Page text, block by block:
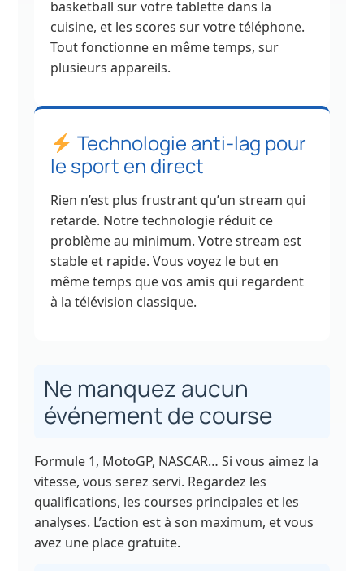
basketball sur votre tablette dans la
cuisine, et les scores sur votre téléphone.
Tout fonctionne en même temps, sur
plusieurs appareils.
Technologie anti-lag pour
le sport en direct
Rien n’est plus frustrant qu’un stream qui
retarde. Notre technologie réduit ce
problème au minimum. Votre stream est
stable et rapide. Vous voyez le but en
même temps que vos amis qui regardent
à la télévision classique.
Ne manquez aucun
événement de course
Formule 1, MotoGP, NASCAR… Si vous aimez la
vitesse, vous serez servi. Regardez les
qualifications, les courses principales et les
analyses. L’action est à son maximum, et vous
avez une place gratuite.